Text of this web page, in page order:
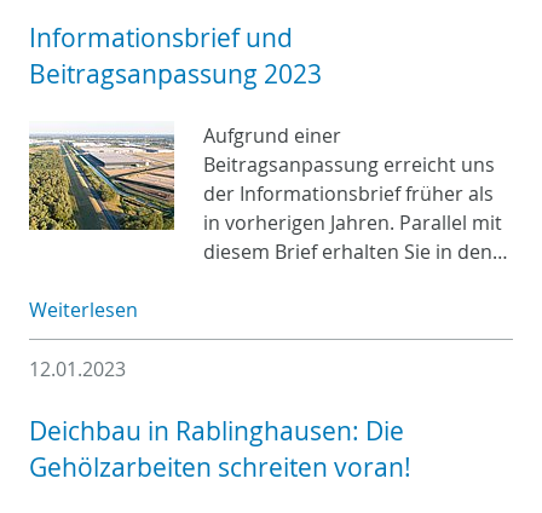
Informationsbrief und
Beitragsanpassung 2023
Aufgrund einer
Beitragsanpassung erreicht uns
der Informationsbrief früher als
in vorherigen Jahren. Parallel mit
diesem Brief erhalten Sie in den…
Weiterlesen
12.01.2023
Deichbau in Rablinghausen: Die
Gehölzarbeiten schreiten voran!